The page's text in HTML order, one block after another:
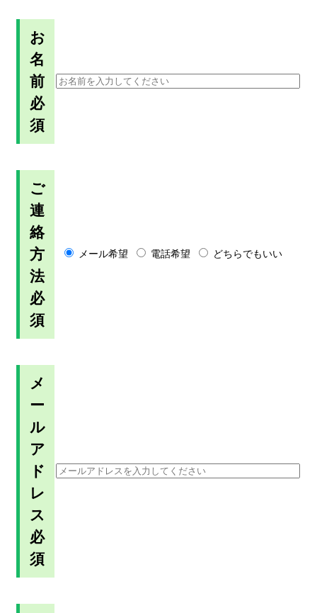
お
名
前
必
須
ご
連
絡
方
法
必
須
メール希望 電話希望 どちらでもいい
メ
ー
ル
ア
ド
レ
ス
必
須